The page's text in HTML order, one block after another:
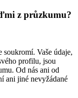
z průzkumu?
soukromí. Vaše údaje,
profilu, jsou
Od nás ani od
ani jiné nevyžádané